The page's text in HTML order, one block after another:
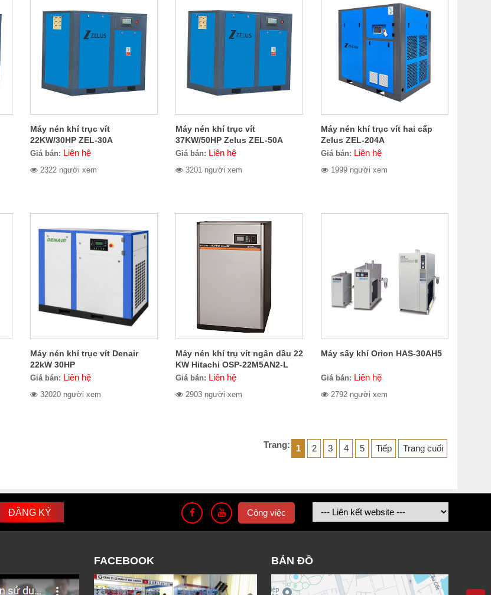
Máy nén khí trục vít
22KW/30HP ZEL-30A
Giá bán: Liên hệ
2322 người xem
Máy nén khí trục vít
37KW/50HP Zelus ZEL-50A
Giá bán: Liên hệ
3201 người xem
Máy nén khí trục vít hai cấp
Zelus ZEL-204A
Giá bán: Liên hệ
1999 người xem
Máy nén khí trục vít Denair
22kW 30HP
Giá bán: Liên hệ
32020 người xem
Máy nén khí trụ vít ngân dầu 22
KW Hitachi OSP-22M5AN2-L
Giá bán: Liên hệ
2903 người xem
Máy sấy khí Orion HAS-30AH5
Giá bán: Liên hệ
2792 người xem
Trang: 1 2 3 4 5 Tiếp Trang cuối
Công việc
FACEBOOK BẢN ĐỒ